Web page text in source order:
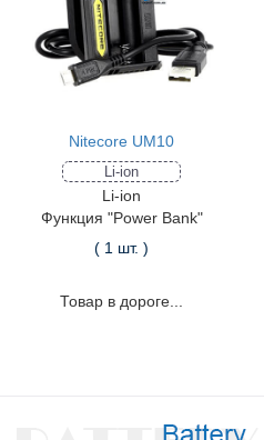
Nitecore UM10
Li-ion
Li-ion
Функция "Power Bank"
( 1 шт. )
Товар в дороге...